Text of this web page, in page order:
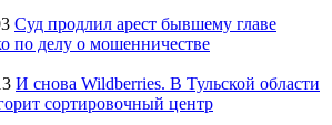
Суд продлил арест бывшему главе
по делу о мошенничестве
И снова Wildberries. В Тульской области
сортировочный центр